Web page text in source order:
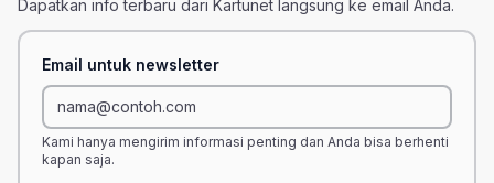
Dapatkan info terbaru dari Kartunet langsung ke email Anda.
Email untuk newsletter
Kami hanya mengirim informasi penting dan Anda bisa berhenti
kapan saja.